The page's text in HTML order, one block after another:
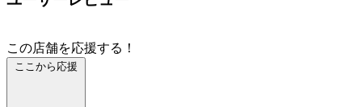
この店舗を応援する！
ここから応援